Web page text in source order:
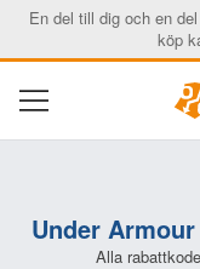
En del till dig och en
köp
Under Armour
Alla